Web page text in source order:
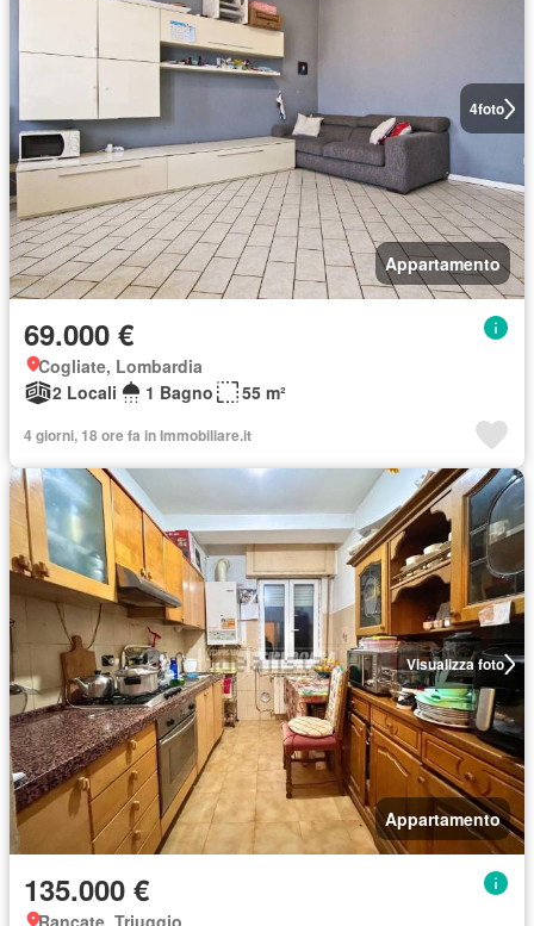
4foto
Appartamento
69.000 €
Cogliate, Lombardia
2 Locali
1 Bagno 55 m²
4 giorni, 18 ore fa in Immobiliare.it
Visualizza foto
Appartamento
135.000 €
Rancate, Triuggio